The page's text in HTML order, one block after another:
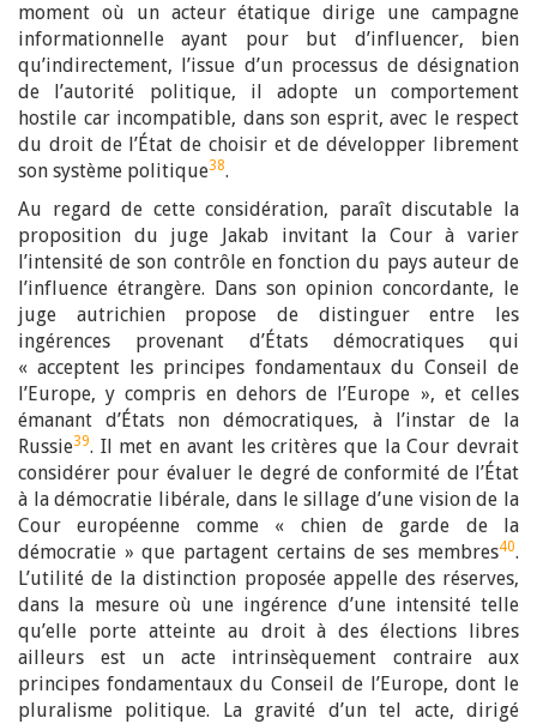
moment où un acteur étatique dirige une campagne
informationnelle ayant pour but d’influencer, bien
qu’indirectement, l’issue d’un processus de désignation
de l’autorité politique, il adopte un comportement
hostile car incompatible, dans son esprit, avec le respect
du droit de l’État de choisir et de développer librement
son système politique38.
Au regard de cette considération, paraît discutable la
proposition du juge Jakab invitant la Cour à varier
l’intensité de son contrôle en fonction du pays auteur de
l’influence étrangère. Dans son opinion concordante, le
juge autrichien propose de distinguer entre les
ingérences provenant d’États démocratiques qui
« acceptent les principes fondamentaux du Conseil de
l’Europe, y compris en dehors de l’Europe », et celles
émanant d’États non démocratiques, à l’instar de la
Russie39. Il met en avant les critères que la Cour devrait
considérer pour évaluer le degré de conformité de l’État
à la démocratie libérale, dans le sillage d’une vision de la
Cour européenne comme « chien de garde de la
démocratie » que partagent certains de ses membres40.
L’utilité de la distinction proposée appelle des réserves,
dans la mesure où une ingérence d’une intensité telle
qu’elle porte atteinte au droit à des élections libres
ailleurs est un acte intrinsèquement contraire aux
principes fondamentaux du Conseil de l’Europe, dont le
pluralisme politique. La gravité d’un tel acte, dirigé